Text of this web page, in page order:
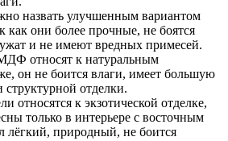
назвать улучшенным вариантом
как они более прочные, не боятся
и не имеют вредных примесей.
относят к натуральным
он не боится влаги, имеет большую
структурной отделки.
относятся к экзотической отделке,
только в интерьере с восточным
лёгкий, природный, не боится